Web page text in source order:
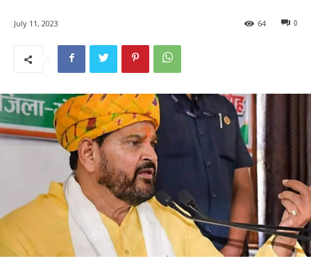
July 11, 2023 0
64